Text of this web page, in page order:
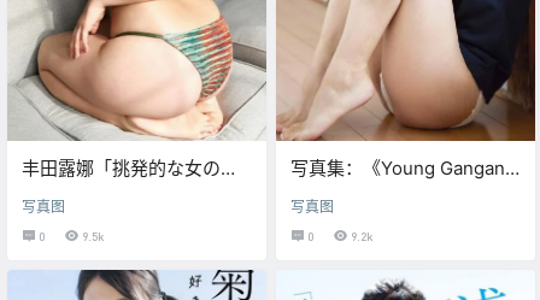
丰田露娜「挑発的な女の
写真图
0 9.5k
写真集：《Young Gangan
椿野ゆうこ》
写真图
0 9.2k